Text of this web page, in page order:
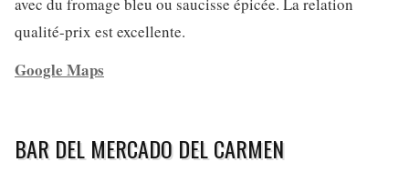
qualité-prix est excellente.
Google Maps
BAR DEL MERCADO DEL CARMEN